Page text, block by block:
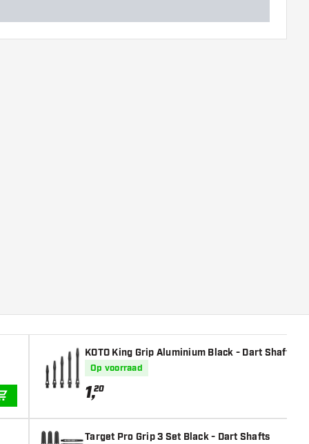
KOTO King Grip Aluminium Black - Dart Shafts
Op voorraad
1,20
Target Pro Grip 3 Set Black - Dart Shafts